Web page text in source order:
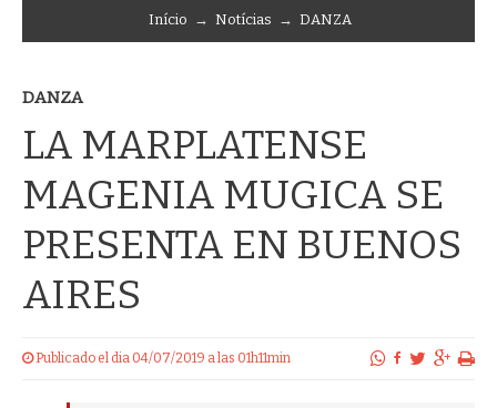
Início → Notícias → DANZA
DANZA
LA MARPLATENSE
MAGENIA MUGICA SE
PRESENTA EN BUENOS
AIRES
Publicado el dia 04/07/2019 a las 01h11min